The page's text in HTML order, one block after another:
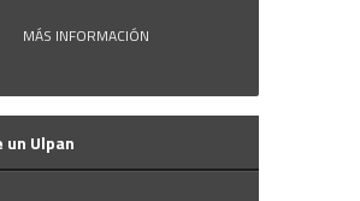
MÁS INFORMACIÓN
un Ulpan